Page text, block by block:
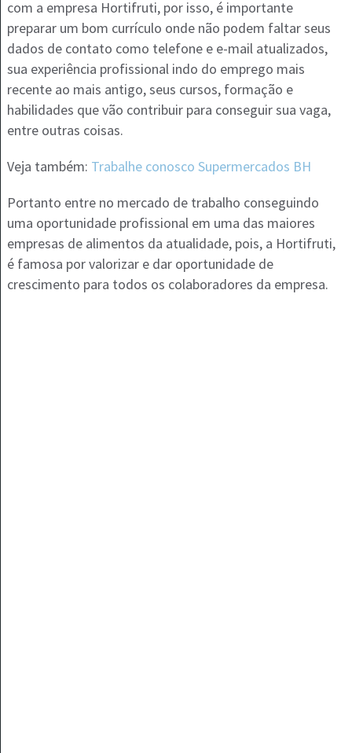
com a empresa Hortifruti, por isso, é importante
preparar um bom currículo onde não podem faltar seus
dados de contato como telefone e e-mail atualizados,
sua experiência profissional indo do emprego mais
recente ao mais antigo, seus cursos, formação e
habilidades que vão contribuir para conseguir sua vaga,
entre outras coisas.
Veja também: Trabalhe conosco Supermercados BH
Portanto entre no mercado de trabalho conseguindo
uma oportunidade profissional em uma das maiores
empresas de alimentos da atualidade, pois, a Hortifruti,
é famosa por valorizar e dar oportunidade de
crescimento para todos os colaboradores da empresa.